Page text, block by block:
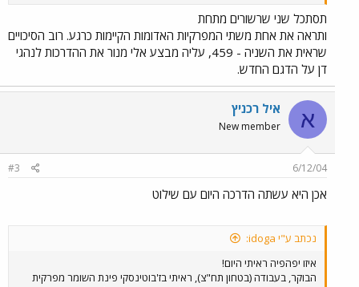
תסתכל שני שרשורים מתחת
ותראה את אחת משתי המפרקיות האדומות הקיימות כרגע. רוב הסיכויים
שראית את השניה - 459, עליה מבצע אלי מנור את ההדרכות לנהגי
דן על הדגם החדש.
א איל רכניץ
New member
6/12/04
#3
אכן היא עשתה הדרכה היום עם שילוט
נכתב ע"י idoga:
איזו יפהפיה ראיתי היום!
הבוקר, בעבודה (בטחון תח"צ), ראיתי בז'בוטינסקי פינת השומר מפרקית